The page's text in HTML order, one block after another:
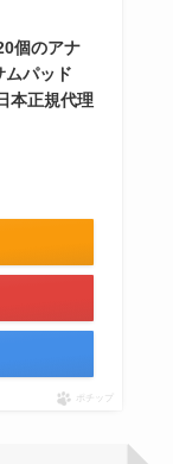
個のアナ
ムパッド
本正規代理
ポチップ